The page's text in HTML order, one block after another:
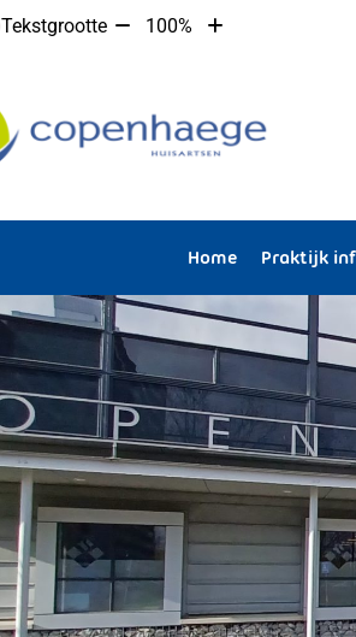
Tekstgrootte Tekst100%
Tekst
Home
Praktijk